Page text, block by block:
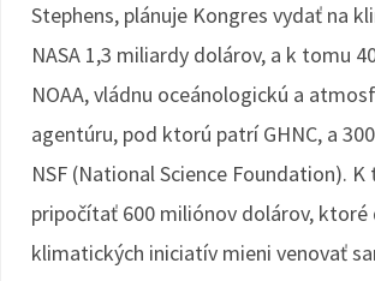
Stephens, plánuje Kongres vydať na
NASA 1,3 miliardy dolárov, a k tomu
NOAA, vládnu oceánologickú a
agentúru, pod ktorú patrí GHNC, a
NSF (National Science Foundation).
pripočítať 600 miliónov dolárov, ktoré
klimatických iniciatív mieni venovať